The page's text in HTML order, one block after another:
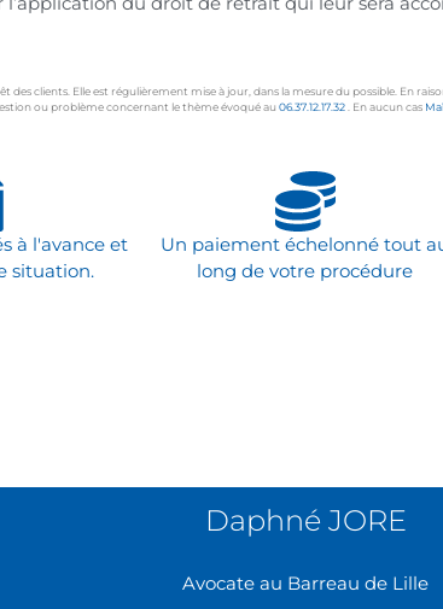
des clients. Elle est régulièrement mise à jour, dans la mesure du possible. En
ou problème concernant le thème évoqué au 06.37.12.17.32 . En aucun cas
à l'avance et
situation.
Un paiement échelonné tout
long de votre procédure
Daphné JORE
Avocate au Barreau de Lille